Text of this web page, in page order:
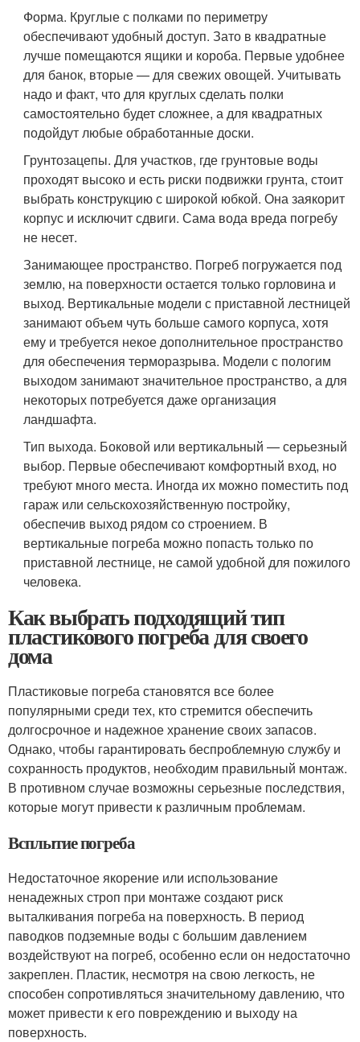
Форма. Круглые с полками по периметру
обеспечивают удобный доступ. Зато в квадратные
лучше помещаются ящики и короба. Первые удобнее
для банок, вторые — для свежих овощей. Учитывать
надо и факт, что для круглых сделать полки
самостоятельно будет сложнее, а для квадратных
подойдут любые обработанные доски.
Грунтозацепы. Для участков, где грунтовые воды
проходят высоко и есть риски подвижки грунта, стоит
выбрать конструкцию с широкой юбкой. Она заякорит
корпус и исключит сдвиги. Сама вода вреда погребу
не несет.
Занимающее пространство. Погреб погружается под
землю, на поверхности остается только горловина и
выход. Вертикальные модели с приставной лестницей
занимают объем чуть больше самого корпуса, хотя
ему и требуется некое дополнительное пространство
для обеспечения терморазрыва. Модели с пологим
выходом занимают значительное пространство, а для
некоторых потребуется даже организация
ландшафта.
Тип выхода. Боковой или вертикальный — серьезный
выбор. Первые обеспечивают комфортный вход, но
требуют много места. Иногда их можно поместить под
гараж или сельскохозяйственную постройку,
обеспечив выход рядом со строением. В
вертикальные погреба можно попасть только по
приставной лестнице, не самой удобной для пожилого
человека.
Как выбрать подходящий тип
пластикового погреба для своего
дома
Пластиковые погреба становятся все более
популярными среди тех, кто стремится обеспечить
долгосрочное и надежное хранение своих запасов.
Однако, чтобы гарантировать беспроблемную службу и
сохранность продуктов, необходим правильный монтаж.
В противном случае возможны серьезные последствия,
которые могут привести к различным проблемам.
Всплытие погреба
Недостаточное якорение или использование
ненадежных строп при монтаже создают риск
выталкивания погреба на поверхность. В период
паводков подземные воды с большим давлением
воздействуют на погреб, особенно если он недостаточно
закреплен. Пластик, несмотря на свою легкость, не
способен сопротивляться значительному давлению, что
может привести к его повреждению и выходу на
поверхность.